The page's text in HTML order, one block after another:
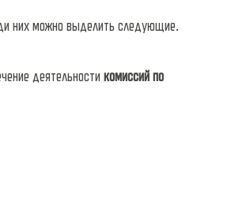
них можно выделить следующие.
деятельности комиссий по